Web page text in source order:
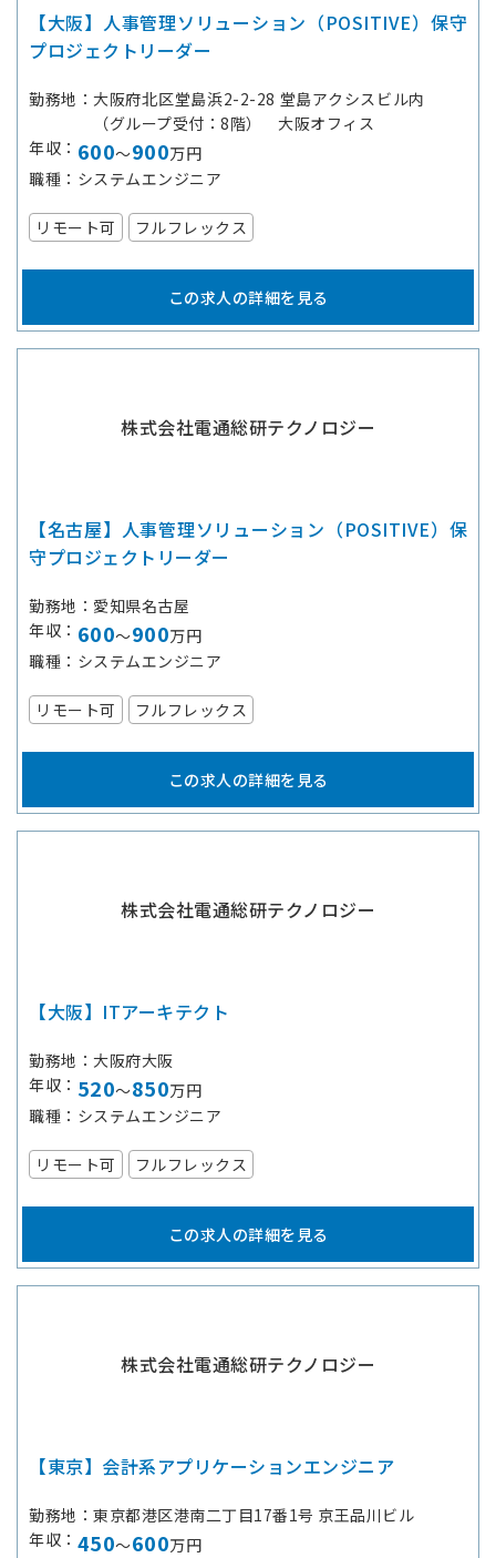
【大阪】人事管理ソリューション（POSITIVE）保守
プロジェクトリーダー
勤務地
大阪府北区堂島浜2-2-28 堂島アクシスビル内
（グループ受付：8階） 大阪オフィス
年収
600～900万円
職種
システムエンジニア
リモート可 フルフレックス
この求人の詳細を見る
株式会社電通総研テクノロジー
【名古屋】人事管理ソリューション（POSITIVE）保
守プロジェクトリーダー
勤務地
愛知県名古屋
年収
600～900万円
職種
システムエンジニア
リモート可 フルフレックス
この求人の詳細を見る
株式会社電通総研テクノロジー
【大阪】ITアーキテクト
勤務地
大阪府大阪
年収
520～850万円
職種
システムエンジニア
リモート可 フルフレックス
この求人の詳細を見る
株式会社電通総研テクノロジー
【東京】会計系アプリケーションエンジニア
勤務地
東京都港区港南二丁目17番1号 京王品川ビル
年収
450～600万円